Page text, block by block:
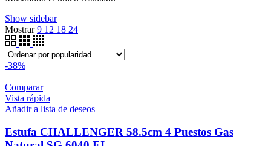
Show sidebar
Mostrar9 12 18 24
-38%
Comparar
Vista rápida
Añadir a lista de deseos
Estufa CHALLENGER 58.5cm 4 Puestos Gas